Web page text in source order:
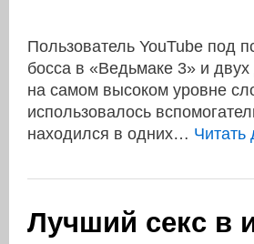
Пользователь YouTube под
босса в «Ведьмаке 3» и
на самом высоком уровне
использовалось
находился в одних…
Лучший секс в